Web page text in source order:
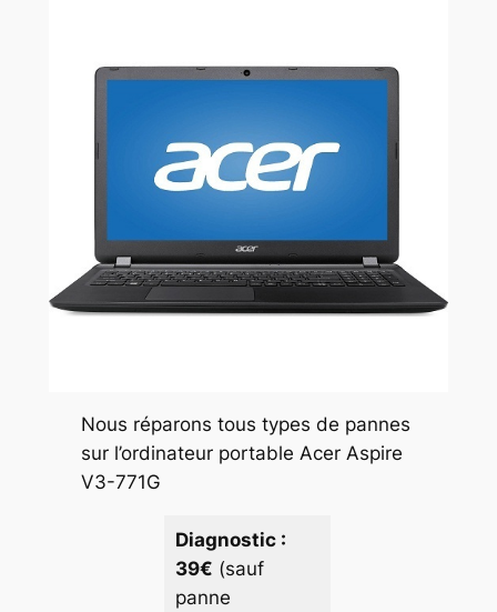
Nous réparons tous types de pannes
sur l’ordinateur portable Acer Aspire
V3-771G
Diagnostic :
39€ (sauf
panne